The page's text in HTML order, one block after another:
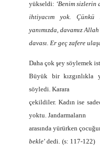
yükseldi: ‘Benim sizlerin
ihtiyacım yok. Çünkü
yanımızda, davamız
davası. Er geç zafere
Daha çok şey söylemek
Büyük bir kızgınlıkla
söyledi. Karara
çekildiler. Kadın ise
yoktu. Jandarmaların
arasında yürürken
bekle’ dedi. (s: 117-122)